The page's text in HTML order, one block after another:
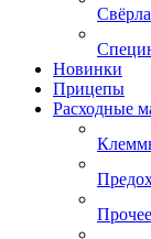
Новинки
Прицепы
Расходные
Прочее